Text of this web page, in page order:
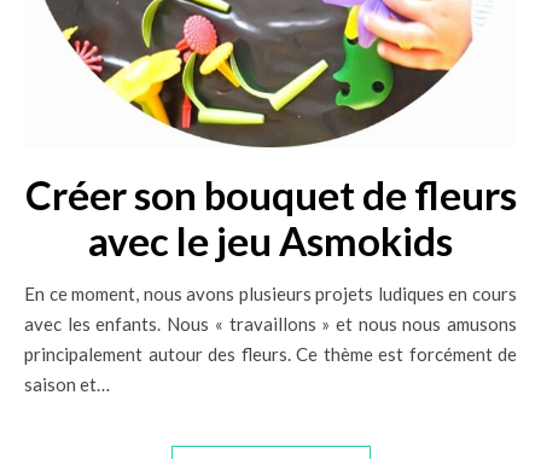
Créer son bouquet de fleurs
avec le jeu Asmokids
En ce moment, nous avons plusieurs projets ludiques en cours
avec les enfants. Nous « travaillons » et nous nous amusons
principalement autour des fleurs. Ce thème est forcément de
saison et…